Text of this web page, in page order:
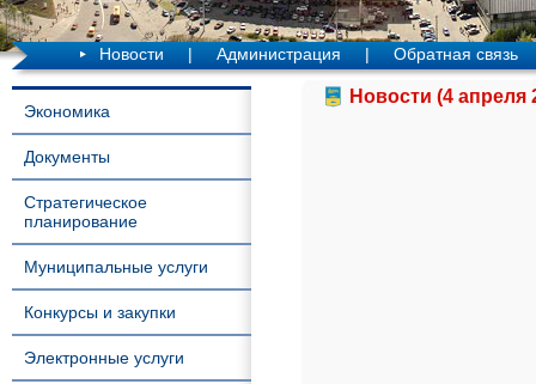
Новости | Администрация | Обратная связь
Экономика
Документы
Стратегическое
планирование
Муниципальные услуги
Конкурсы и закупки
Электронные услуги
Новости (4 апреля